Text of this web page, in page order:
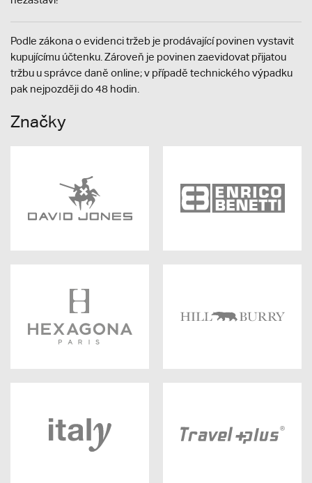
Podle zákona o evidenci tržeb je prodávající povinen vystavit
kupujícímu účtenku. Zároveň je povinen zaevidovat přijatou
tržbu u správce daně online; v případě technického výpadku
pak nejpozději do 48 hodin.
Značky